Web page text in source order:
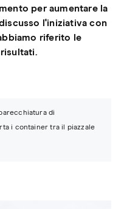
per aumentare la
l'iniziativa con
riferito le
di
i container tra il piazzale